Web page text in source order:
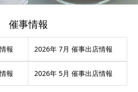
催事情報
報 2026年 7月 催事出店情報
報 2026年 5月 催事出店情報